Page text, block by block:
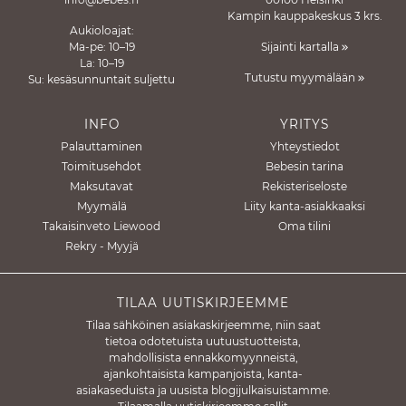
Aukioloajat:
Ma-pe: 10–19
La: 10–19
Su: kesäsunnuntait suljettu
Kampin kauppakeskus 3 krs.
Sijainti kartalla
Tutustu myymälään
INFO
Palauttaminen
Toimitusehdot
Maksutavat
Myymälä
Takaisinveto Liewood
Rekry - Myyjä
YRITYS
Yhteystiedot
Bebesin tarina
Rekisteriseloste
Liity kanta-asiakkaaksi
Oma tilini
TILAA UUTISKIRJEEMME
Tilaa sähköinen asiakaskirjeemme, niin saat
tietoa odotetuista uutuustuotteista,
mahdollisista ennakkomyynneistä,
ajankohtaisista kampanjoista, kanta-
asiakaseduista ja uusista blogijulkaisuistamme.